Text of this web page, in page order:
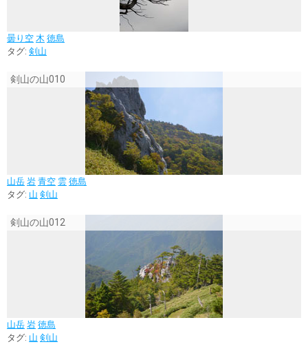
曇り空 木 徳島
タグ: 剣山
剣山の山010
山岳 岩 青空 雲 徳島
タグ: 山 剣山
剣山の山012
山岳 岩 徳島
タグ: 山 剣山